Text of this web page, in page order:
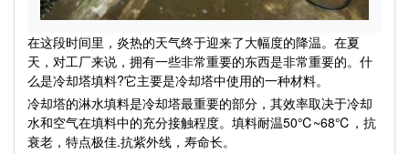
在这段时间里，炎热的天气终于迎来了大幅度的降温。在夏
天，对工厂来说，拥有一些非常重要的东西是非常重要的。什
么是冷却塔填料?它主要是冷却塔中使用的一种材料。
冷却塔的淋水填料是冷却塔最重要的部分，其效率取决于冷却
水和空气在填料中的充分接触程度。填料耐温50℃~68℃，抗
衰老，特点极佳.抗紫外线，寿命长。